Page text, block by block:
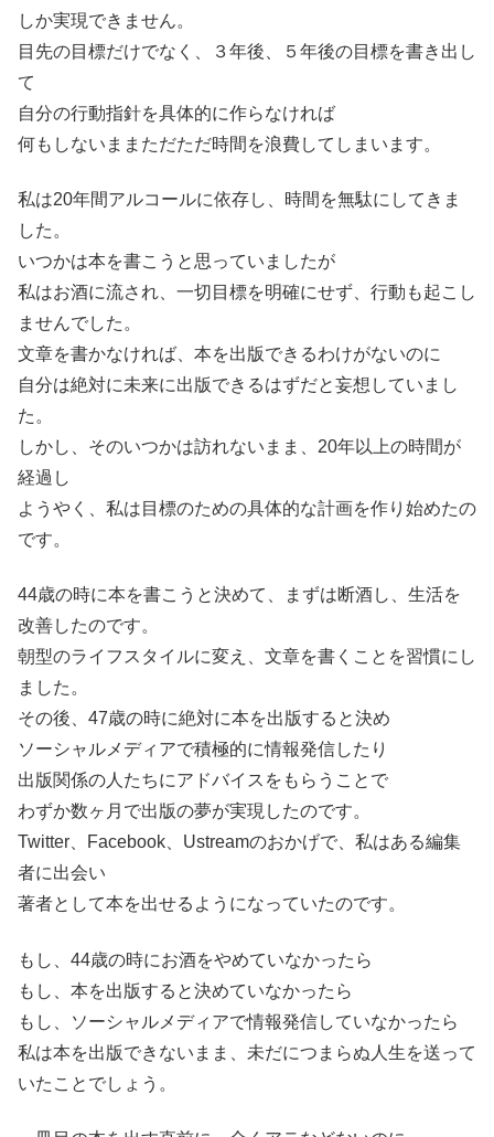
しか実現できません。
目先の目標だけでなく、３年後、５年後の目標を書き出し
て
自分の行動指針を具体的に作らなければ
何もしないままただただ時間を浪費してしまいます。
私は20年間アルコールに依存し、時間を無駄にしてきま
した。
いつかは本を書こうと思っていましたが
私はお酒に流され、一切目標を明確にせず、行動も起こし
ませんでした。
文章を書かなければ、本を出版できるわけがないのに
自分は絶対に未来に出版できるはずだと妄想していまし
た。
しかし、そのいつかは訪れないまま、20年以上の時間が
経過し
ようやく、私は目標のための具体的な計画を作り始めたの
です。
44歳の時に本を書こうと決めて、まずは断酒し、生活を
改善したのです。
朝型のライフスタイルに変え、文章を書くことを習慣にし
ました。
その後、47歳の時に絶対に本を出版すると決め
ソーシャルメディアで積極的に情報発信したり
出版関係の人たちにアドバイスをもらうことで
わずか数ヶ月で出版の夢が実現したのです。
Twitter、Facebook、Ustreamのおかげで、私はある編集
者に出会い
著者として本を出せるようになっていたのです。
もし、44歳の時にお酒をやめていなかったら
もし、本を出版すると決めていなかったら
もし、ソーシャルメディアで情報発信していなかったら
私は本を出版できないまま、未だにつまらぬ人生を送って
いたことでしょう。